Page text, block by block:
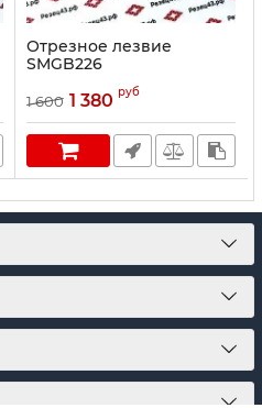
Отрезное лезвие
SMGB226
1 600 1 380 руб